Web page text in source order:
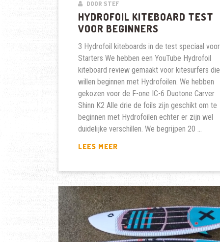
DOOR STEF
HYDROFOIL KITEBOARD TEST
VOOR BEGINNERS
3 Hydrofoil kiteboards in de test speciaal voor
Starters We hebben een YouTube Hydrofoil
kiteboard review gemaakt voor kitesurfers die
willen beginnen met Hydrofoilen. We hebben
gekozen voor de F-one IC-6 Duotone Carver
Shinn K2 Alle drie de foils zijn geschikt om te
beginnen met Hydrofoilen echter er zijn wel
duidelijke verschillen. We begrijpen 20 …
LEES MEERHYDROFOIL
BEGINNERS